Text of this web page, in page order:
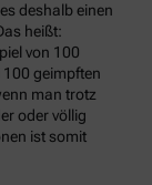
deshalb einen
heißt:
von 100
geimpften
man trotz
oder völlig
ist somit